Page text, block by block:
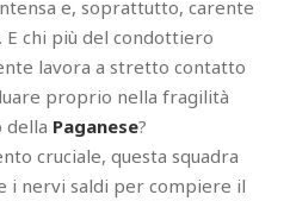
e, soprattutto, carente
chi più del condottiero
lavora a stretto contatto
proprio nella fragilità
della Paganese?
cruciale, questa squadra
i nervi saldi per compiere il